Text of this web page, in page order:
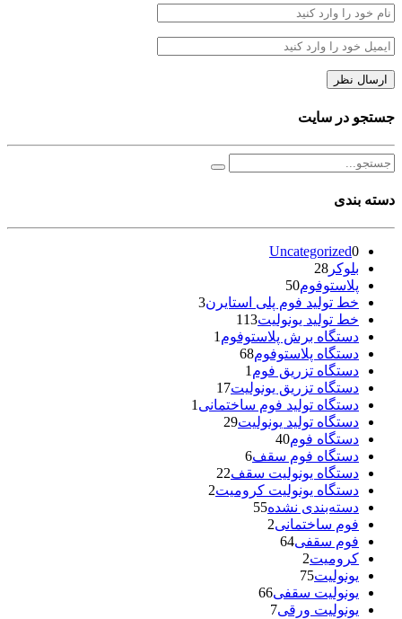
جستجو در سایت
دسته بندی
Uncategorized0
بلوکر 28
پلاستوفوم50
خط تولید فوم پلی استایرن3
خط تولید یونولیت113
دستگاه برش پلاستوفوم 1
دستگاه پلاستوفوم68
دستگاه تزریق فوم 1
دستگاه تزریق یونولیت17
دستگاه تولید فوم ساختمانی 1
دستگاه تولید یونولیت29
دستگاه فوم40
دستگاه فوم سقف6
دستگاه یونولیت سقف22
دستگاه یونولیت کرومیت2
دسته‌بندی نشده55
فوم ساختمانی2
فوم سقفی64
کرومیت2
یونولیت75
یونولیت سقفی66
یونولیت ورقی7